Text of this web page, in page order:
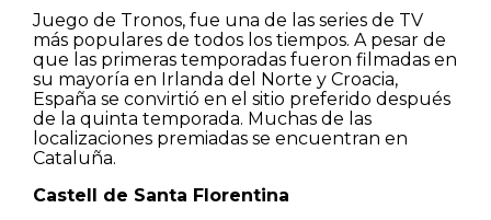
Juego de Tronos, fue una de las series de TV
más populares de todos los tiempos. A pesar de
que las primeras temporadas fueron filmadas en
su mayoría en Irlanda del Norte y Croacia,
España se convirtió en el sitio preferido después
de la quinta temporada. Muchas de las
localizaciones premiadas se encuentran en
Cataluña.
Castell de Santa Florentina